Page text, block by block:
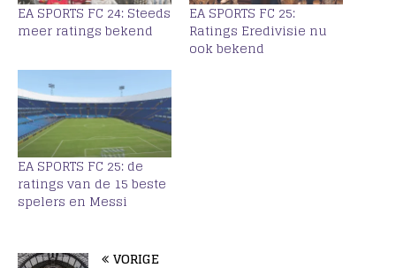
EA SPORTS FC 24: Steeds
meer ratings bekend
EA SPORTS FC 25:
Ratings Eredivisie nu
ook bekend
EA SPORTS FC 25: de
ratings van de 15 beste
spelers en Messi
VORIGE